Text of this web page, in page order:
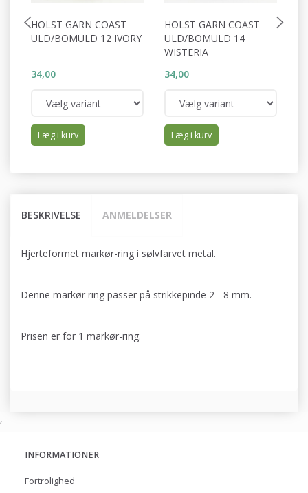
HOLST GARN COAST
ULD/BOMULD 12 IVORY
34,00
Læg i kurv
HOLST GARN COAST
ULD/BOMULD 14
WISTERIA
34,00
Læg i kurv
BESKRIVELSE ANMELDELSER
Hjerteformet markør-ring i sølvfarvet metal.
Denne markør ring passer på strikkepinde 2 - 8 mm.
Prisen er for 1 markør-ring.
,
INFORMATIONER
Fortrolighed